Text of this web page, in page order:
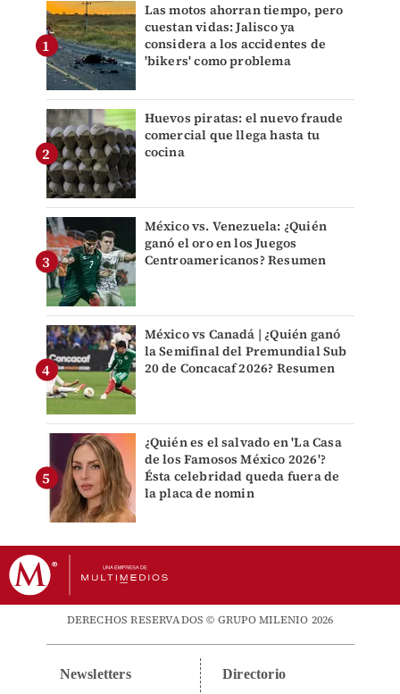
Las motos ahorran tiempo, pero
cuestan vidas: Jalisco ya
considera a los accidentes de
'bikers' como problema
Huevos piratas: el nuevo fraude
comercial que llega hasta tu
cocina
México vs. Venezuela: ¿Quién
ganó el oro en los Juegos
Centroamericanos? Resumen
México vs Canadá | ¿Quién ganó
la Semifinal del Premundial Sub
20 de Concacaf 2026? Resumen
¿Quién es el salvado en 'La Casa
de los Famosos México 2026'?
Ésta celebridad queda fuera de
la placa de nomin
DERECHOS RESERVADOS © GRUPO MILENIO 2026
Newsletters Directorio